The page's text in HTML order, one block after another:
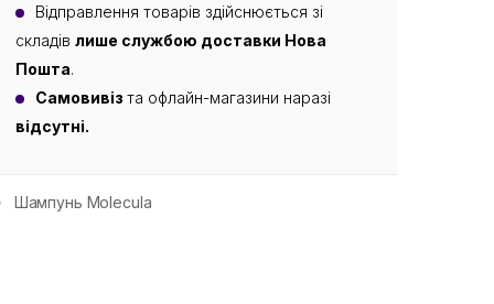
Відправлення товарів здійснюється зі
складів лише службою доставки Нова
Пошта.
Самовивіз та офлайн-магазини наразі
відсутні.
Шампунь Molecula